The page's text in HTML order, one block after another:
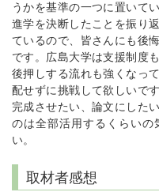
うかを基準の一つに置いて
進学を決断したことを振り
ているので、皆さんにも後
です。広島大学は支援制度
後押しする流れも強くなっ
配せずに挑戦して欲しいで
完成させたい、論文にした
のは全部活用するくらいの
い。
取材者感想